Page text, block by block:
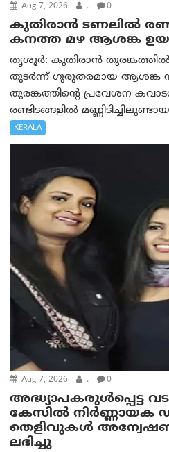
Aug 7, 2026 . 0
കുതിരാൻ ടണലിൽ
കനത്ത മഴ ആശങ്ക
തൃശൂർ: കുതിരാൻ തുരങ്കത്തിൽ
തുടർന്ന് ഗുരുതരമായ ആശങ്ക
തുരങ്കത്തിന്റെ പ്രവേശന
രണ്ടിടങ്ങളിൽ
KERALA
Aug 7, 2026 . 0
അദ്ധ്യാപകരുള്‍പ്പെട്ട
കേസില്‍ നിര്‍ണ്ണായക
തെളിവുകള്‍
ലഭിച്ചു